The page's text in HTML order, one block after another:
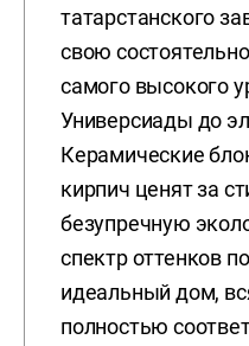
татарстанского
свою
самого высокого
Универсиады до
Керамические
кирпич ценят за
безупречную
спектр оттенков
идеальный дом,
полностью